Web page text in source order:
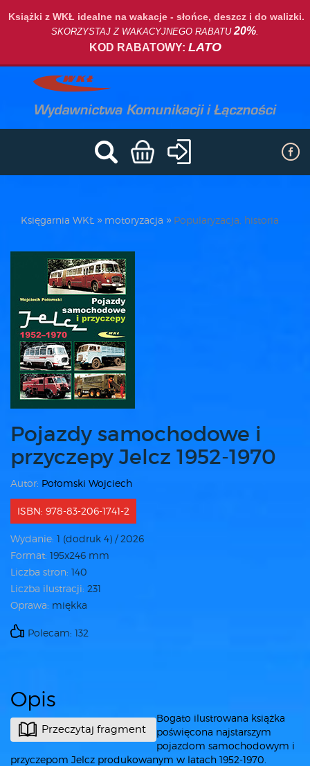
Książki z WKŁ idealne na wakacje - słońce, deszcz i do walizki.
SKORZYSTAJ Z WAKACYJNEGO RABATU20%.
KOD RABATOWY: LATO
Księgarnia WKŁ motoryzacja Popularyzacja, historia
Pojazdy samochodowe i
przyczepy Jelcz 1952-1970
Autor: Połomski Wojciech
ISBN: 978-83-206-1741-2
Wydanie: 1 (dodruk 4) / 2026
Format: 195x246 mm
Liczba stron: 140
Liczba ilustracji: 231
Oprawa: miękka
Polecam: 132
Opis
Przeczytaj fragment
Bogato ilustrowana książka
poświęcona najstarszym
pojazdom samochodowym i
przyczepom Jelcz produkowanym w latach 1952-1970.